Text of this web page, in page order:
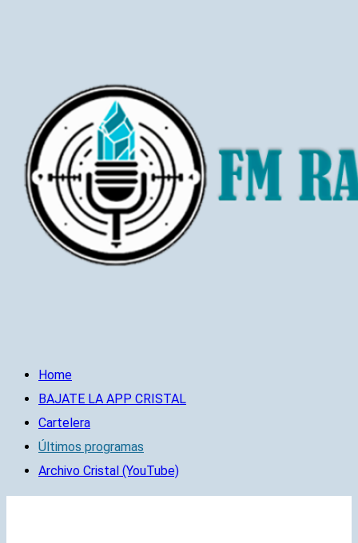
Home
BAJATE LA APP CRISTAL
Cartelera
Últimos programas
Archivo Cristal (YouTube)